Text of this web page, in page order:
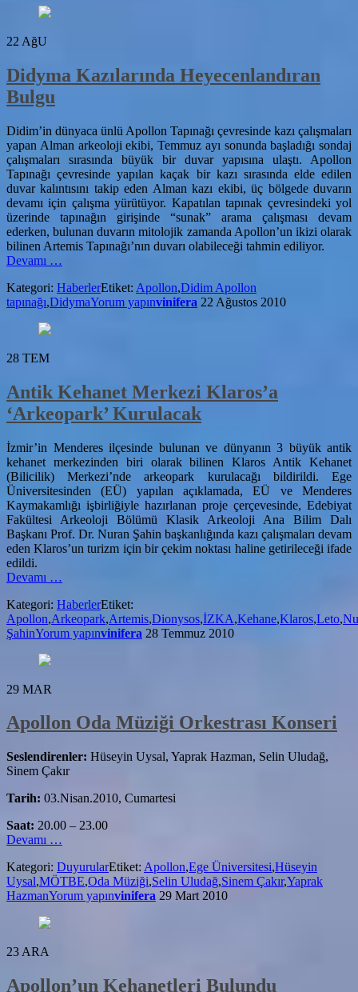
22 AğU
Didyma Kazılarında Heyecenlandıran
Bulgu
Didim’in dünyaca ünlü Apollon Tapınağı çevresinde kazı çalışmaları
yapan Alman arkeoloji ekibi, Temmuz ayı sonunda başladığı sondaj
çalışmaları sırasında büyük bir duvar yapısına ulaştı. Apollon
Tapınağı çevresinde yapılan kaçak bir kazı sırasında elde edilen
duvar kalıntısını takip eden Alman kazı ekibi, üç bölgede duvarın
devamı için çalışma yürütüyor. Kapatılan tapınak çevresindeki yol
üzerinde tapınağın girişinde “sunak” arama çalışması devam
ederken, bulunan duvarın mitolojik zamanda Apollon’un ikizi olarak
bilinen Artemis Tapınağı’nın duvarı olabileceği tahmin ediliyor.
Devamı
Heyecenlandıran
Bulgu
…
Kategori: HaberlerEtiket: Apollon,Didim Apollon
tapınağı,DidymaYorum yapınvinifera 22 Ağustos 2010
28 TEM
Antik Kehanet Merkezi Klaros’a
‘Arkeopark’ Kurulacak
İzmir’in Menderes ilçesinde bulunan ve dünyanın 3 büyük antik
kehanet merkezinden biri olarak bilinen Klaros Antik Kehanet
(Bilicilik) Merkezi’nde arkeopark kurulacağı bildirildi. Ege
Üniversitesinden (EÜ) yapılan açıklamada, EÜ ve Menderes
Kaymakamlığı işbirliğiyle hazırlanan proje çerçevesinde, Edebiyat
Fakültesi Arkeoloji Bölümü Klasik Arkeoloji Ana Bilim Dalı
Başkanı Prof. Dr. Nuran Şahin başkanlığında kazı çalışmaları devam
eden Klaros’un turizm için bir çekim noktası haline getirileceği ifade
edildi.
Devamı
Merkezi
Klaros’a
‘Arkeopark’
…
Kategori: HaberlerEtiket:
Apollon,Arkeopark,Artemis,Dionysos,İZKA,Kehane,Klaros,Leto,
ŞahinYorum yapınvinifera 28 Temmuz 2010
29 MAR
Apollon Oda Müziği Orkestrası Konseri
Seslendirenler: Hüseyin Uysal, Yaprak Hazman, Selin Uludağ,
Sinem Çakır
Tarih: 03.Nisan.2010, Cumartesi
Saat: 20.00 – 23.00
Devamı
Müziği
Orkestrası
Konseri
…
Kategori: DuyurularEtiket: Apollon,Ege Üniversitesi,Hüseyin
Uysal,MÖTBE,Oda Müziği,Selin Uludağ,Sinem Çakır,Yaprak
HazmanYorum yapınvinifera 29 Mart 2010
23 ARA
Apollon’un Kehanetleri Bulundu